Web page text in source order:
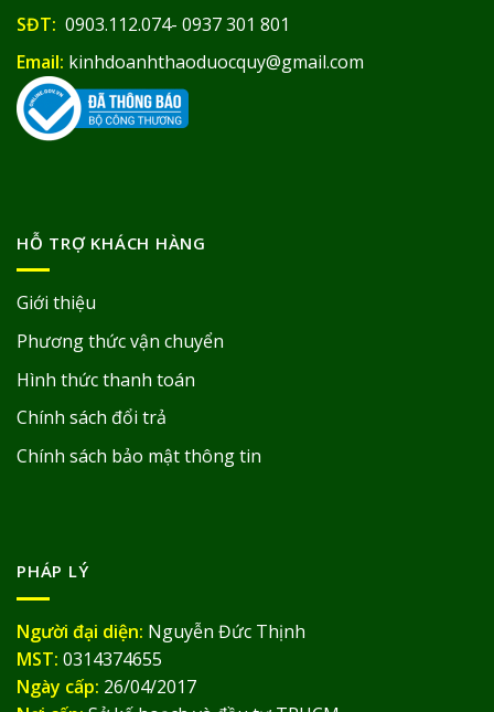
SĐT: 0903.112.074- 0937 301 801
Email: kinhdoanhthaoduocquy@gmail.com
HỖ TRỢ KHÁCH HÀNG
Giới thiệu
Phương thức vận chuyển
Hình thức thanh toán
Chính sách đổi trả
Chính sách bảo mật thông tin
PHÁP LÝ
Người đại diện: Nguyễn Đức Thịnh
MST: 0314374655
Ngày cấp: 26/04/2017